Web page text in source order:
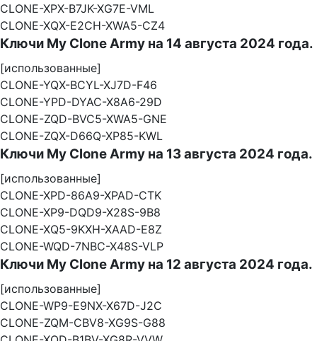
CLONE-XPX-B7JK-XG7E-VML
CLONE-XQX-E2CH-XWA5-CZ4
Ключи My Clone Army на 14 августа 2024 года.
[использованные]
CLONE-YQX-BCYL-XJ7D-F46
CLONE-YPD-DYAC-X8A6-29D
CLONE-ZQD-BVC5-XWA5-GNE
CLONE-ZQX-D66Q-XP85-KWL
Ключи My Clone Army на 13 августа 2024 года.
[использованные]
CLONE-XPD-86A9-XPAD-CTK
CLONE-XP9-DQD9-X28S-9B8
CLONE-XQ5-9KXH-XAAD-E8Z
CLONE-WQD-7NBC-X48S-VLP
Ключи My Clone Army на 12 августа 2024 года.
[использованные]
CLONE-WP9-E9NX-X67D-J2C
CLONE-ZQM-CBV8-XG9S-G88